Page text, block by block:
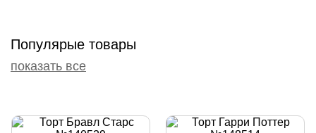
Популярые товары
показать все